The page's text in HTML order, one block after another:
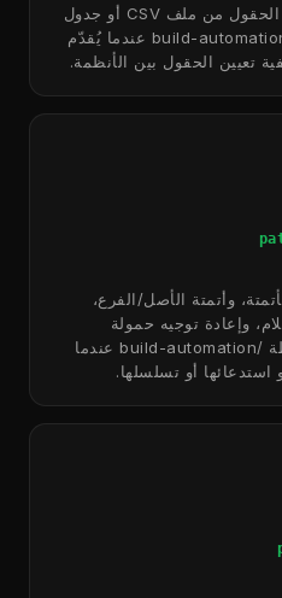
مرجع نمطي لاستيراد تعيينات الحقول من ملف CSV أو جدول
بيانات. يتم تحميله بواسطة /build-automation عندما يُقدّم
وأتمتة الأصل/الفرع،
وإعادة توجيه حمولة
webhook. يتم تحميله بواسطة /build-automation عندما
استدعائها أو تسلسلها.